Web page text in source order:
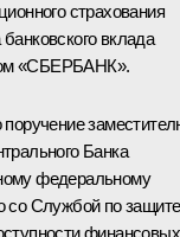
страхования
вклада
«СБЕРБАНК».
Банка
федеральному
со Службой по защите